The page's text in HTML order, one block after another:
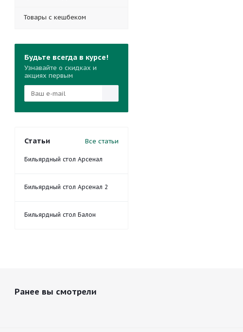
Товары с кешбеком
Будьте всегда в курсе!
Узнавайте о скидках и
акциях первым
Статьи Все статьи
Бильярдный стол Арсенал
Бильярдный стол Арсенал 2
Бильярдный стол Балон
Ранее вы смотрели